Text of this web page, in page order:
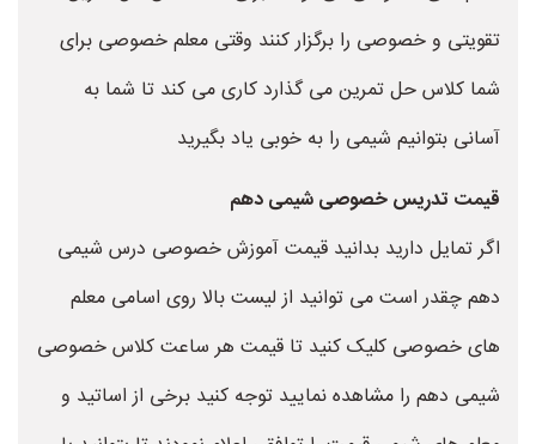
تقویتی و خصوصی را برگزار کنند وقتی معلم خصوصی برای
شما کلاس حل تمرین می گذارد کاری می کند تا شما به
آسانی بتوانیم شیمی را به خوبی یاد بگیرید
قیمت تدریس خصوصی شیمی دهم
اگر تمایل دارید بدانید قیمت آموزش خصوصی درس شیمی
دهم چقدر است می توانید از لیست بالا روی اسامی معلم
های خصوصی کلیک کنید تا قیمت هر ساعت کلاس خصوصی
شیمی دهم را مشاهده نمایید توجه کنید برخی از اساتید و